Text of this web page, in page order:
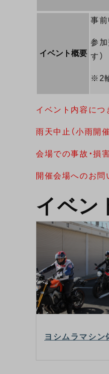
イベント概要
事
参加
す）
※2
イベント内容につ
雨天中止（小雨開催
会場での事故・損
開催会場へのお問
イベン
ヨシムラマシン